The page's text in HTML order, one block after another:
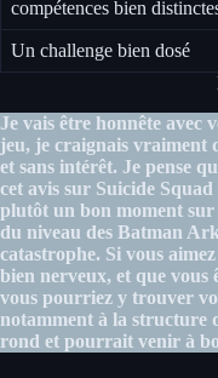
compétences bien
Un challenge bien dosé
Je vais être honnête avec
jeu, je craignais vraiment
et sans intérêt. Je pense
cet avis sur Suicide
plutôt un bon moment sur
du niveau des Batman
catastrophe. Si vous
bien nerveux, et que vous
vous pourriez y trouver
notamment à la structure
rond et pourrait venir à